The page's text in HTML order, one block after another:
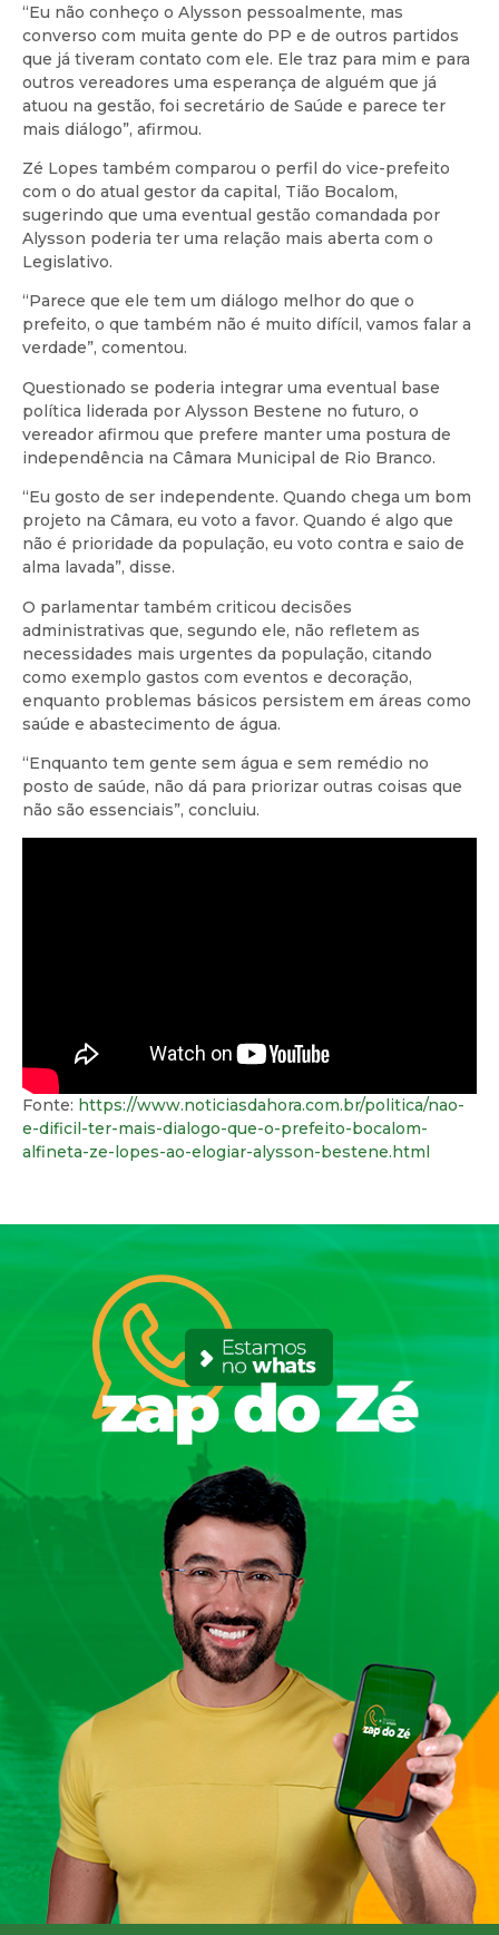
“Eu não conheço o Alysson pessoalmente, mas
converso com muita gente do PP e de outros partidos
que já tiveram contato com ele. Ele traz para mim e para
outros vereadores uma esperança de alguém que já
atuou na gestão, foi secretário de Saúde e parece ter
mais diálogo”, afirmou.
Zé Lopes também comparou o perfil do vice-prefeito
com o do atual gestor da capital, Tião Bocalom,
sugerindo que uma eventual gestão comandada por
Alysson poderia ter uma relação mais aberta com o
Legislativo.
“Parece que ele tem um diálogo melhor do que o
prefeito, o que também não é muito difícil, vamos falar a
verdade”, comentou.
Questionado se poderia integrar uma eventual base
política liderada por Alysson Bestene no futuro, o
vereador afirmou que prefere manter uma postura de
independência na Câmara Municipal de Rio Branco.
“Eu gosto de ser independente. Quando chega um bom
projeto na Câmara, eu voto a favor. Quando é algo que
não é prioridade da população, eu voto contra e saio de
alma lavada”, disse.
O parlamentar também criticou decisões
administrativas que, segundo ele, não refletem as
necessidades mais urgentes da população, citando
como exemplo gastos com eventos e decoração,
enquanto problemas básicos persistem em áreas como
saúde e abastecimento de água.
“Enquanto tem gente sem água e sem remédio no
posto de saúde, não dá para priorizar outras coisas que
não são essenciais”, concluiu.
Fonte: https://www.noticiasdahora.com.br/politica/nao-
e-dificil-ter-mais-dialogo-que-o-prefeito-bocalom-
alfineta-ze-lopes-ao-elogiar-alysson-bestene.html